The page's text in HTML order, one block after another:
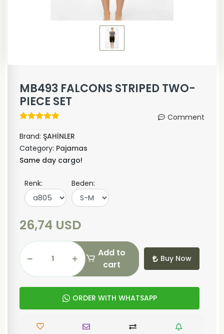
MB493 FALCONS STRIPED TWO-
PIECE SET
Comment
Brand: ŞAHİNLER
Category: Pajamas
Same day cargo!
Renk: Beden:
26,74 USD
Add to
cart
Buy Now
ORDER WITH WHATSAPP